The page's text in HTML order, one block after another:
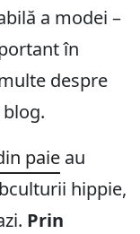
a modei –
în
despre
paie au
hippie,
Prin